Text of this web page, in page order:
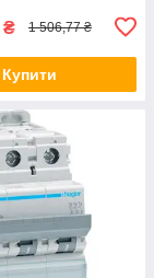
₴ 1 506,77 ₴
Купити